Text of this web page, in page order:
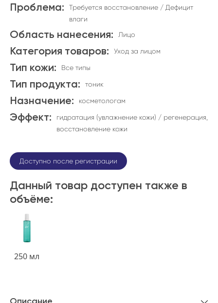
Проблема:
Требуется восстановление / Дефицит
влаги
Область нанесения: Лицо
Категория товаров: Уход за лицом
Тип кожи: Все типы
Тип продукта: тоник
Назначение: косметологам
Эффект:
гидратация (увлажнение кожи) / регенерация,
восстановление кожи
Доступно после регистрации
Данный товар доступен также в
объёме:
250 мл